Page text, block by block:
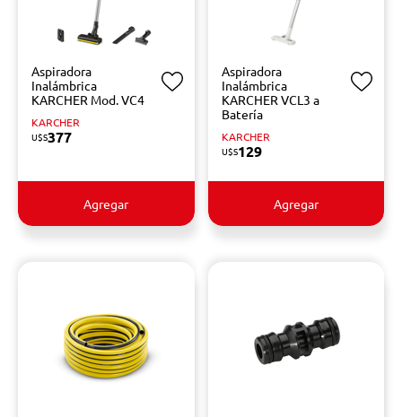
Aspiradora
Inalámbrica
KARCHER Mod. VC4
KARCHER
U$S377
Agregar
Aspiradora
Inalámbrica
KARCHER VCL3 a
Batería
KARCHER
U$S129
Agregar